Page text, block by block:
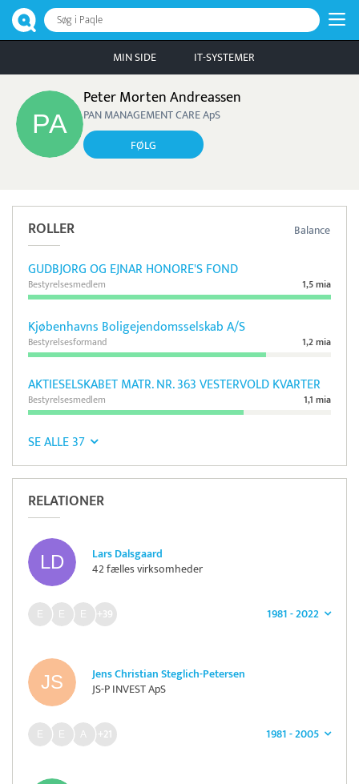
Søg i Paqle
MIN SIDE IT-SYSTEMER
Peter Morten Andreassen
PAN MANAGEMENT CARE ApS
FØLG
Balance
ROLLER
GUDBJORG OG EJNAR HONORE'S FOND
1,5 mia
Bestyrelsesmedlem
Kjøbenhavns Boligejendomsselskab A/S
1,2 mia
Bestyrelsesformand
AKTIESELSKABET MATR. NR. 363 VESTERVOLD KVARTER
1,1 mia
Bestyrelsesmedlem
SE ALLE 37
RELATIONER
Lars Dalsgaard
42 fælles virksomheder
1981 - 2022
+39
Jens Christian Steglich-Petersen
JS-P INVEST ApS
1981 - 2005
+21